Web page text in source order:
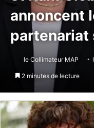
annoncent
partenariat
le Collimateur MAP
2 minutes de lecture